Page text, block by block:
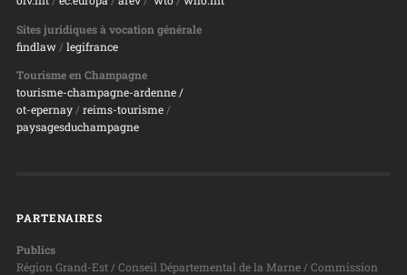
Sites juridiques à vocation générale
findlaw/ legifrance
Tourisme en Champagne
tourisme-champagne-ardenne /
ot-epernay/ reims-tourisme/
paysagesduchampagne
PARTENAIRES
Publics
Région Grand-Est / Conseil Départemental de la Marne / Commission